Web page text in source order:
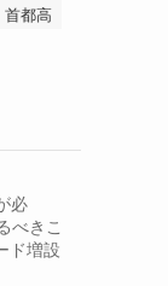
首都高
必
べきこ
ド増設